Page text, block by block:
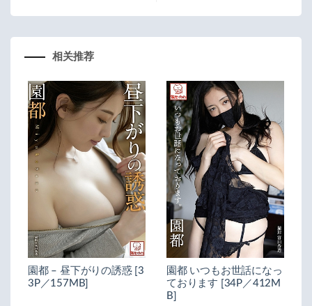
相关推荐
園都 – 昼下がりの誘惑 [3
3P／157MB]
園都 いつもお世話になっ
ております [34P／412M
B]